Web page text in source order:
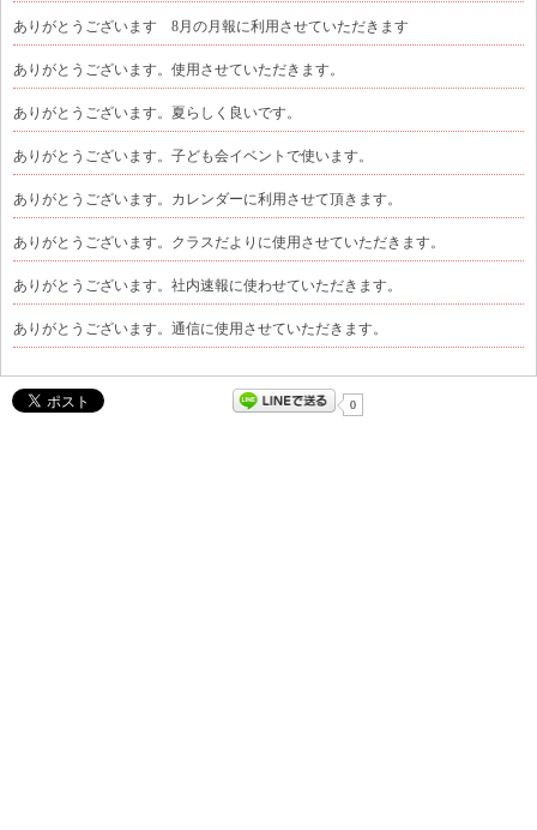
ありがとうございます 8月の月報に利用させていただきます
ありがとうございます。使用させていただきます。
ありがとうございます。夏らしく良いです。
ありがとうございます。子ども会イベントで使います。
ありがとうございます。カレンダーに利用させて頂きます。
ありがとうございます。クラスだよりに使用させていただきます。
ありがとうございます。社内速報に使わせていただきます。
ありがとうございます。通信に使用させていただきます。
0